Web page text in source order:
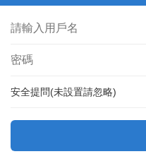
安全提問(未設置請忽略)